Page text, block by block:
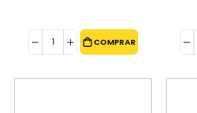
COMPRAR